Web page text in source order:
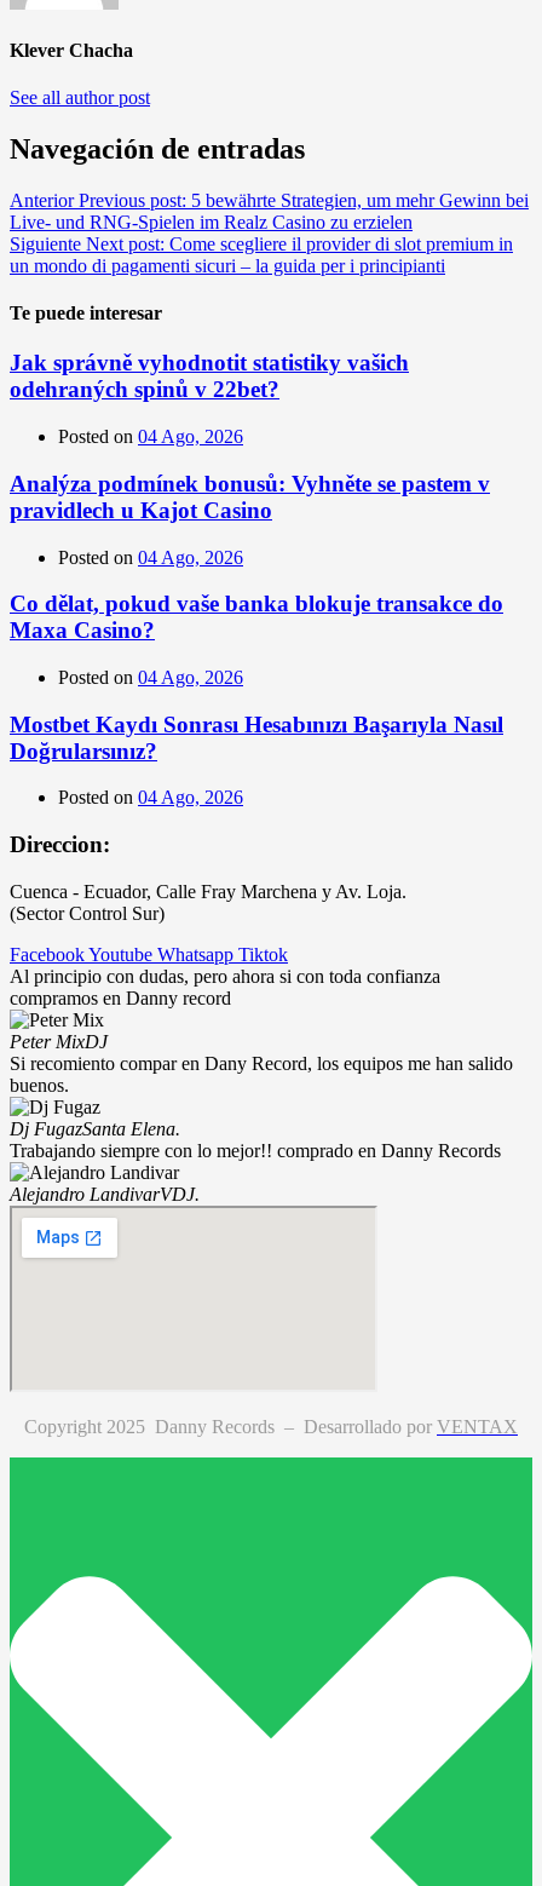
Klever Chacha
See all author post
Navegación de entradas
Anterior Previous post: 5 bewährte Strategien, um mehr Gewinn bei
Live‑ und RNG‑Spielen im Realz Casino zu erzielen
Siguiente Next post: Come scegliere il provider di slot premium in
un mondo di pagamenti sicuri – la guida per i principianti
Te puede interesar
Jak správně vyhodnotit statistiky vašich
odehraných spinů v 22bet?
Posted on 04 Ago, 2026
Analýza podmínek bonusů: Vyhněte se pastem v
pravidlech u Kajot Casino
Posted on 04 Ago, 2026
Co dělat, pokud vaše banka blokuje transakce do
Maxa Casino?
Posted on 04 Ago, 2026
Mostbet Kaydı Sonrası Hesabınızı Başarıyla Nasıl
Doğrularsınız?
Posted on 04 Ago, 2026
Direccion:
Cuenca - Ecuador, Calle Fray Marchena y Av. Loja.
(Sector Control Sur)
FacebookYoutube Whatsapp Tiktok
Al principio con dudas, pero ahora si con toda confianza
compramos en Danny record
Peter MixDJ
Si recomiento compar en Dany Record, los equipos me han salido
buenos.
Dj FugazSanta Elena.
Trabajando siempre con lo mejor!! comprado en Danny Records
Alejandro LandivarVDJ.
Copyright 2025 Danny Records – Desarrollado por VENTAX